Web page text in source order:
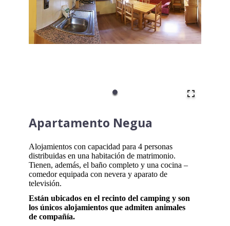
Apartamento Negua
Alojamientos con capacidad para 4 personas
distribuidas en una habitación de matrimonio.
Tienen, además, el baño completo y una cocina –
comedor equipada con nevera y aparato de
televisión.
Están ubicados en el recinto del camping y son
los únicos alojamientos que admiten animales
de compañía.